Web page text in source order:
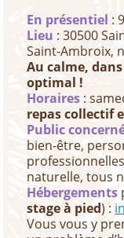
En présentiel :
Lieu : 30500
Saint-Ambroix,
Au calme,
optimal !
Horaires :
repas collectif
Public
bien-être,
naturelle, tous
Hébergements
stage à pied) :
Vous vous y